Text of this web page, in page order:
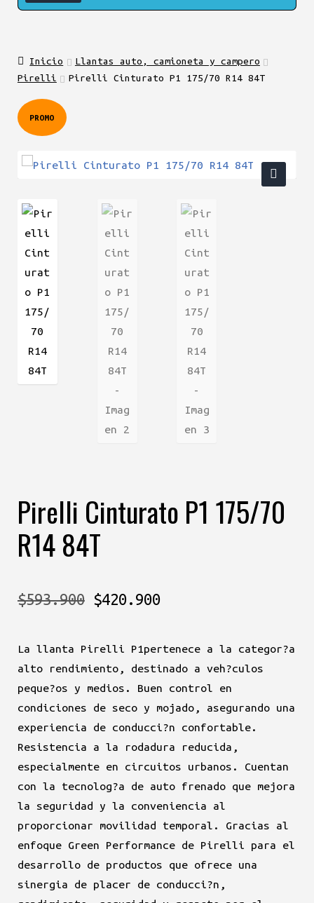
Inicio
Llantas auto, camioneta y campero
Pirelli
Pirelli Cinturato P1 175/70 R14 84T
PROMO
Pirelli Cinturato P1 175/70
R14 84T
$593.900 El
original
era:
$593.900.
$420.900El
actual
es:
$420.900.
La llanta Pirelli P1pertenece a la categor?a
alto rendimiento, destinado a veh?culos
peque?os y medios. Buen control en
condiciones de seco y mojado, asegurando una
experiencia de conducci?n confortable.
Resistencia a la rodadura reducida,
especialmente en circuitos urbanos. Cuentan
con la tecnolog?a de auto frenado que mejora
la seguridad y la conveniencia al
proporcionar movilidad temporal. Gracias al
enfoque Green Performance de Pirelli para el
desarrollo de productos que ofrece una
sinergia de placer de conducci?n,